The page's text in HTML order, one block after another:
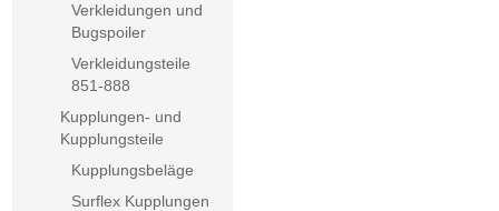
Verkleidungen und
Bugspoiler
Verkleidungsteile
851-888
Kupplungen- und
Kupplungsteile
Kupplungsbeläge
Surflex Kupplungen